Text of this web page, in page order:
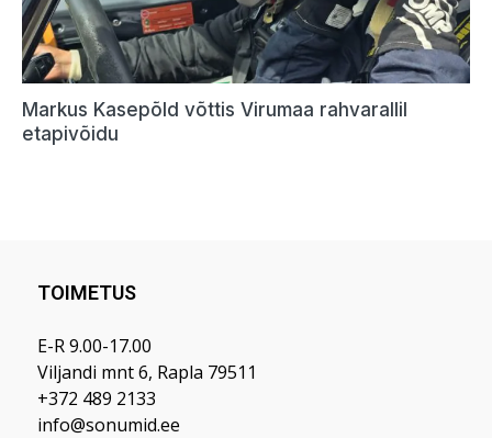
TOIMETUS
E-R 9.00-17.00
Viljandi mnt 6, Rapla 79511
+372 489 2133
info@sonumid.ee